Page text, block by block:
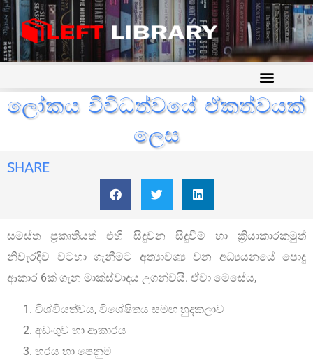
ලෝකය විවිධත්වයේ ඒකත්වයක්
ලෙස
SHARE
සමස්ත ප්‍රකෘතියත් එහි සිදුවන සිදුවීම් හා ක්‍රියාකාරකමුත්
නිවැරදිව වටහා ගැනීමට අත්‍යාවශ්‍ය වන අධ්‍යයනයේ පොදු
ආකාර 6ක් ගැන මාක්ස්වාදය උගන්වයි. ඒවා මෙසේය,
විශ්වීයත්වය, විශේෂිතය සමඟ හුදකලාව
අඩංගුව හා ආකාරය
හරය හා පෙනුම